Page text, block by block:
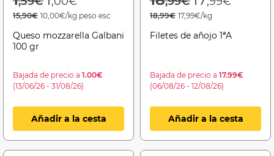
15,90€ 10,00€/kg.peso esc
Queso mozzarella Galbani
100 gr
Bajada de precio a 1.00€
(13/06/26 - 31/08/26)
Añadir a la cesta
18,99€ 17,99€/kg
Filetes de añojo 1ªA
Bajada de precio a 17.99€
(06/08/26 - 12/08/26)
Añadir a la cesta